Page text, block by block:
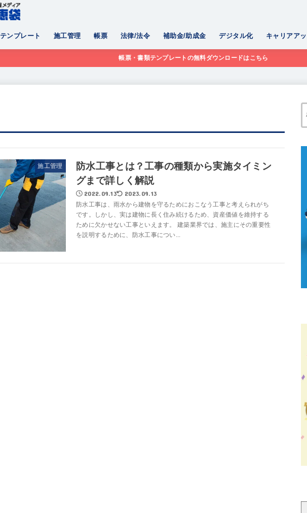
テンプレート 施工管理 帳票 法律/法令 補助金/助成金 デジタル化 キャリアア
帳票・書類テンプレートの無料ダウンロードはこちら
施工管理
防水工事とは？工事の種類から実施タイミン
グまで詳しく解説
2022.09.13 2023.09.13
防水工事は、雨水から建物を守るためにおこなう工事と考えられがち
です。しかし、実は建物に長く住み続けるため、資産価値を維持する
ために欠かせない工事といえます。 建築業界では、施主にその重要性
を説明するために、防水工事につい...